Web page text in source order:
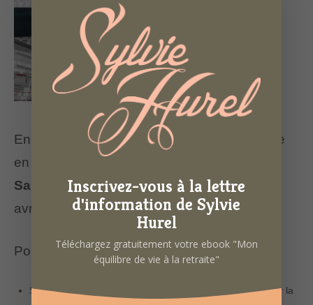
En partenariat avec l’ OPAR
, je serai présente
en tant qu’exposante et intervenante au
Salon des Seniors de Rennes les 21 et 22
avril au
Roazhon Park.
Pour ma part j’interviendrai sur deux temps :
Samedi 22/04 à 9h30 : Conférence « Etes-vous prêt pour la
Inscrivez-vous à la lettre
d'information de Sylvie
Hurel
Téléchargez gratuitement votre ebook "Mon
équilibre de vie à la retraite"